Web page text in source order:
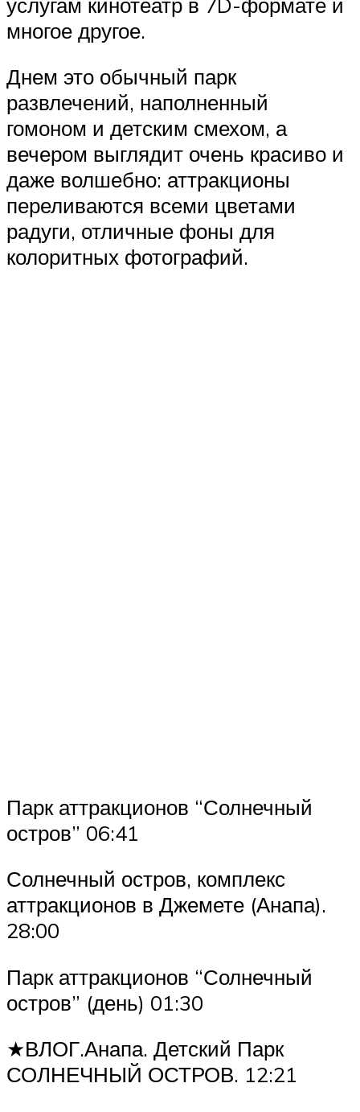
многое другое.
Днем это обычный парк
развлечений, наполненный
гомоном и детским смехом, а
вечером выглядит очень красиво и
даже волшебно: аттракционы
переливаются всеми цветами
радуги, отличные фоны для
колоритных фотографий.
Парк аттракционов “Солнечный
остров” 06:41
Солнечный остров, комплекс
аттракционов в Джемете (Анапа).
28:00
Парк аттракционов “Солнечный
остров” (день) 01:30
★ВЛОГ.Анапа. Детский Парк
СОЛНЕЧНЫЙ ОСТРОВ. 12:21